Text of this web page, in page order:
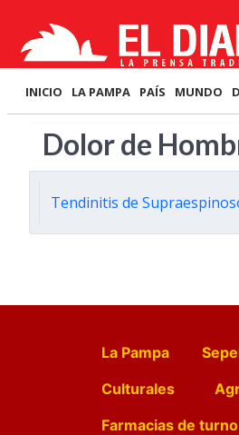
INICIO LA PAMPA PAÍS MUNDO
Dolor de
Tendinitis de
La Pampa
Culturales
Farmacias de turno